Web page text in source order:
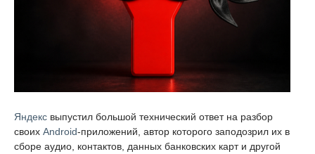
Яндекс выпустил большой технический ответ на разбор
своих Android-приложений, автор которого заподозрил их в
сборе аудио, контактов, данных банковских карт и другой